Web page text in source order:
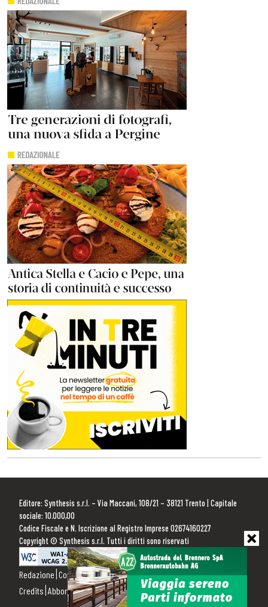
Editore: Synthesis s.r.l. – Via Maccani, 108/21 – 38121 Trento | Capitale
sociale: 10.000,00
Codice Fiscale e N. Iscrizione al Registro Imprese 02674160227
Copyright © Synthesis s.r.l. Tutti i diritti sono riservati
Redazione Contattaci Pubblicità Privacy Policy Cookie Policy
Credits Abbonamenti